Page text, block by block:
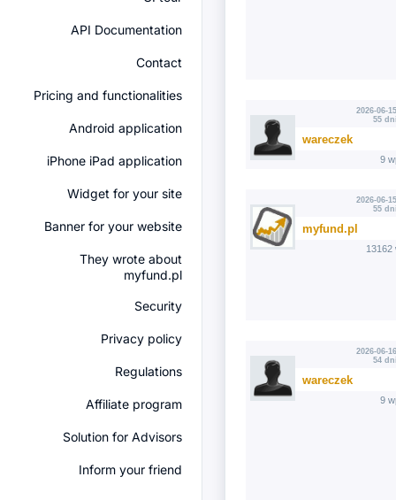
API Documentation
Contact
Pricing and functionalities
Android application
iPhone iPad application
Widget for your site
Banner for your website
They wrote about
myfund.pl
Security
Privacy policy
Regulations
Affiliate program
Solution for Advisors
Inform your friend
2026-06-
55
wareczek
9
2026-06-
55
myfund.pl
13162
2026-06-
54
wareczek
9